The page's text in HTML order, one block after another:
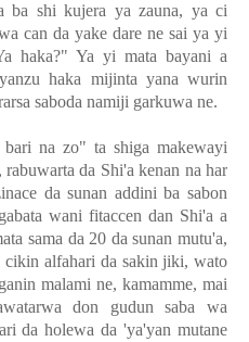
ba shi kujera ya zauna, ya ci
can da yake dare ne sai ya yi
haka?" Ya yi mata bayani a
haka mijinta yana wurin
saboda namiji garkuwa ne.
na zo" ta shiga makewayi
da Shi'a kenan na har
da sunan addini ba sabon
wani fitaccen dan Shi'a a
sama da 20 da sunan mutu'a,
cikin alfahari da sakin jiki, wato
malami ne, kamamme, mai
don gudun saba wa
da holewa da 'ya'yan mutane